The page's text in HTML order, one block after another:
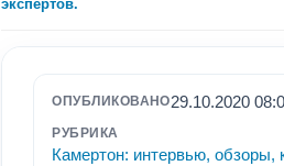
экспертов.
ОПУБЛИКОВАНО29.10.2020
РУБРИКА
Камертон: интервью, обзоры,